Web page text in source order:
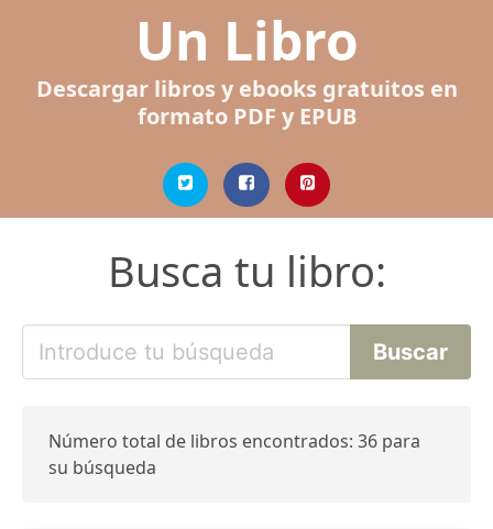
Un Libro
Descargar libros y ebooks gratuitos en
formato PDF y EPUB
Busca tu libro:
Número total de libros encontrados: 36 para
su búsqueda